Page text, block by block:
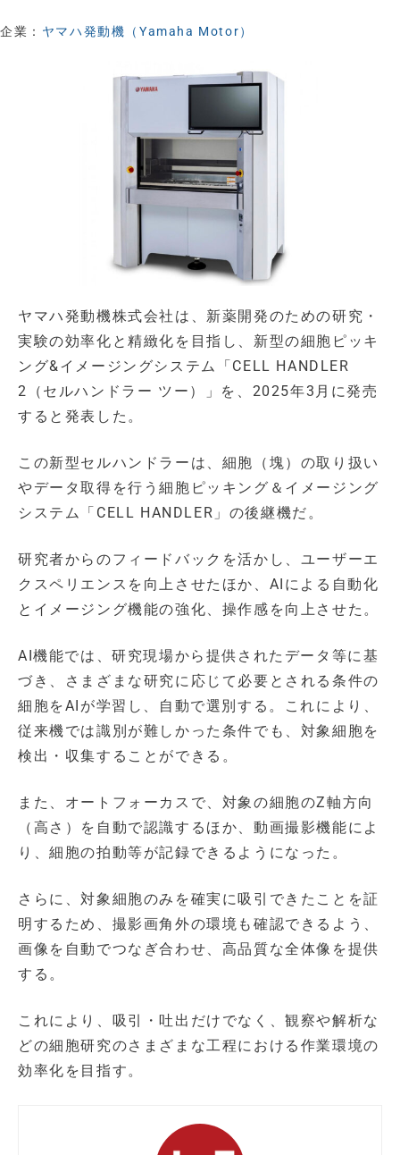
企業： ヤマハ発動機（Yamaha Motor）
ヤマハ発動機株式会社は、新薬開発のための研究・
実験の効率化と精緻化を目指し、新型の細胞ピッキ
ング&イメージングシステム「CELL HANDLER
2（セルハンドラー ツー）」を、2025年3月に発売
すると発表した。
この新型セルハンドラーは、細胞（塊）の取り扱い
やデータ取得を行う細胞ピッキング＆イメージング
システム「CELL HANDLER」の後継機だ。
研究者からのフィードバックを活かし、ユーザーエ
クスペリエンスを向上させたほか、AIによる自動化
とイメージング機能の強化、操作感を向上させた。
AI機能では、研究現場から提供されたデータ等に基
づき、さまざまな研究に応じて必要とされる条件の
細胞をAIが学習し、自動で選別する。これにより、
従来機では識別が難しかった条件でも、対象細胞を
検出・収集することができる。
また、オートフォーカスで、対象の細胞のZ軸方向
（高さ）を自動で認識するほか、動画撮影機能によ
り、細胞の拍動等が記録できるようになった。
さらに、対象細胞のみを確実に吸引できたことを証
明するため、撮影画角外の環境も確認できるよう、
画像を自動でつなぎ合わせ、高品質な全体像を提供
する。
これにより、吸引・吐出だけでなく、観察や解析な
どの細胞研究のさまざまな工程における作業環境の
効率化を目指す。